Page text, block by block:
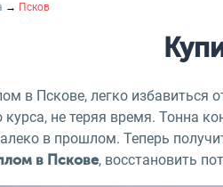
→ Псков
в Пскове, легко избавиться
курса, не теряя время. Тонна
в прошлом. Теперь
в Пскове, восстановить